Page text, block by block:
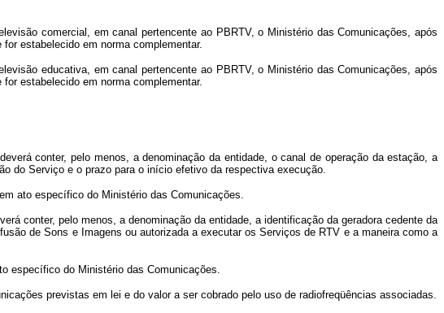
comercial, em canal pertencente ao PBRTV, o Ministério das Comunicações, após
estabelecido em norma complementar.
educativa, em canal pertencente ao PBRTV, o Ministério das Comunicações, após
estabelecido em norma complementar.
conter, pelo menos, a denominação da entidade, o canal de operação da estação, a
do Serviço e o prazo para o início efetivo da respectiva execução.
ato específico do Ministério das Comunicações.
conter, pelo menos, a denominação da entidade, a identificação da geradora cedente da
de Sons e Imagens ou autorizada a executar os Serviços de RTV e a maneira como a
do Ministério das Comunicações.
previstas em lei e do valor a ser cobrado pelo uso de radiofreqüências associadas.